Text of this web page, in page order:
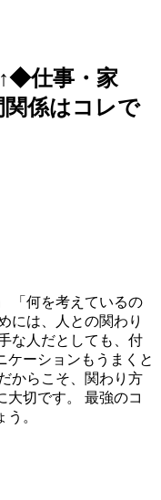
仕事・家
係はコレで
「何を考えているの
には、人との関わり
な人だとしても、付
ケーションもうまくと
からこそ、関わり方
大切です。 最強のコ
。